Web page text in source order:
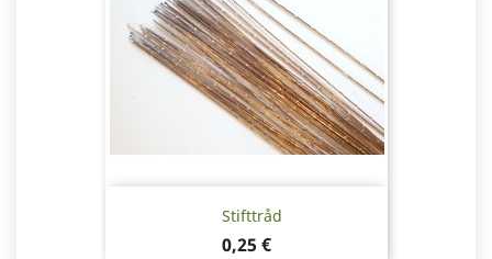
Stifttråd
Pris
0,25 €